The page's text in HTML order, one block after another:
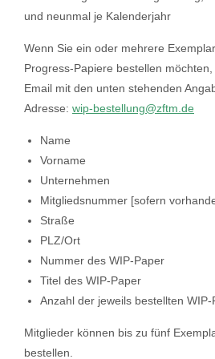
und neunmal je Kalenderjahr
Wenn Sie ein oder mehrere
Progress-Papiere bestellen
Email mit den unten stehenden
Adresse: wip-bestellung@zftm.de
Name
Vorname
Unternehmen
Mitgliedsnummer [sofern
Straße
PLZ/Ort
Nummer des WIP-Paper
Titel des WIP-Paper
Anzahl der jeweils bestellten WIP-
Mitglieder können bis zu fünf
bestellen.